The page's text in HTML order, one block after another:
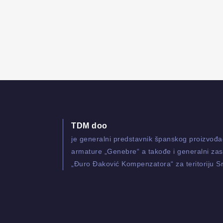
TDM doo
je generalni predstavnik španskog
armature „Genebre“ a takođe i generalni
„Đuro Đaković Kompenzatora“ za teritoriju